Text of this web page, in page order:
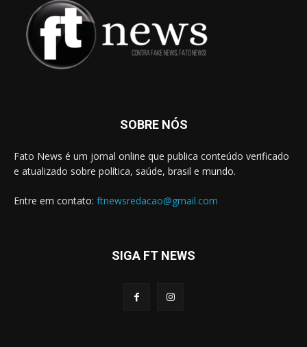
SOBRE NÓS
Fato News é um jornal online que publica conteúdo verificado
e atualizado sobre política, saúde, brasil e mundo.
Entre em contato: ftnewsredacao@gmail.com
SIGA FT NEWS